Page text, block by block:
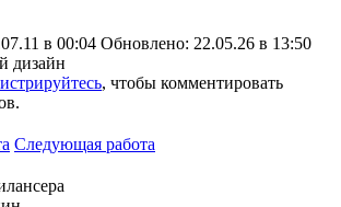
в 00:04 Обновлено: 22.05.26 в 13:50
дизайн
, чтобы комментировать
Следующая работа